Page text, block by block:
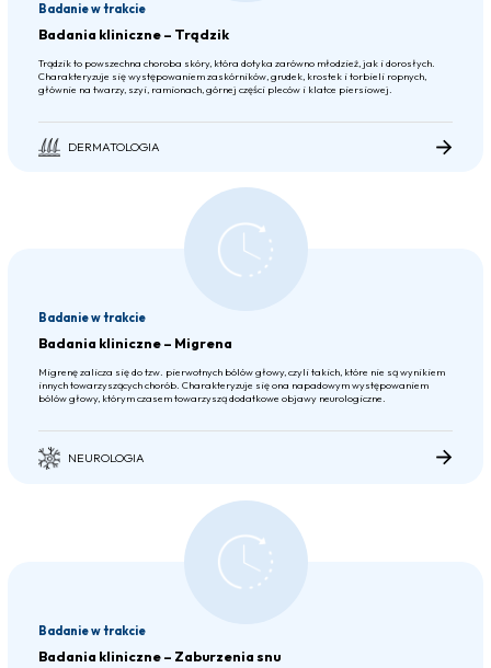
Badanie w trakcie
Badania kliniczne – Trądzik
Trądzik to powszechna choroba skóry, która dotyka zarówno młodzież, jak i dorosłych.
Charakteryzuje się występowaniem zaskórników, grudek, krostek i torbieli ropnych,
głównie na twarzy, szyi, ramionach, górnej części pleców i klatce piersiowej.
DERMATOLOGIA
Badanie w trakcie
Badania kliniczne – Migrena
Migrenę zalicza się do tzw. pierwotnych bólów głowy, czyli takich, które nie są wynikiem
innych towarzyszących chorób. Charakteryzuje się ona napadowym występowaniem
bólów głowy, którym czasem towarzyszą dodatkowe objawy neurologiczne.
NEUROLOGIA
Badanie w trakcie
Badania kliniczne – Zaburzenia snu